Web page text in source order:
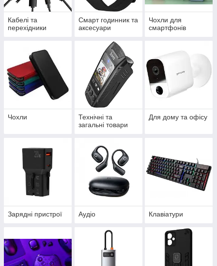
Кабелі та
перехідники
Смарт годинник та
аксесуари
Чохли для
смартфонів
Чохли
Технічні та
загальні товари
Для дому та офісу
Зарядні пристрої Аудіо Клавіатури